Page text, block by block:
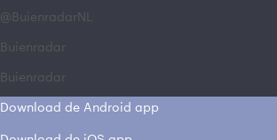
@BuienradarNL
Buienradar
Buienradar
Download de Android app